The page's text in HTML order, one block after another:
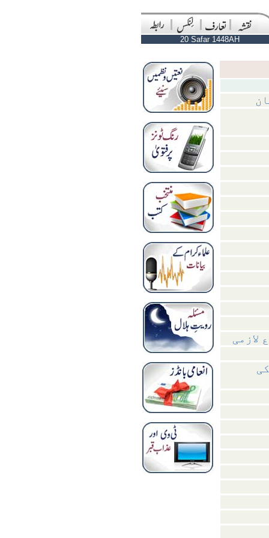
20 Safar 1448AH
لازمی